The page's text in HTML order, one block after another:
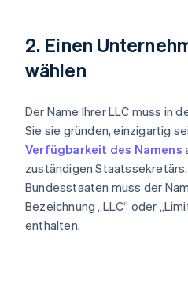
2. Einen
wählen
Der Name Ihrer LLC muss in
Sie sie gründen, einzigartig
Verfügbarkeit des Namens
zuständigen
Bundesstaaten muss der
Bezeichnung „LLC“ oder
enthalten.